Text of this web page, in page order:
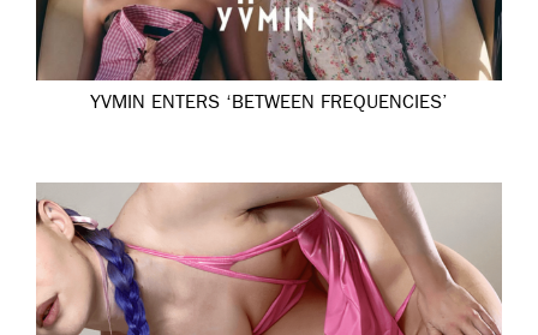
YVMIN ENTERS ‘BETWEEN FREQUENCIES’